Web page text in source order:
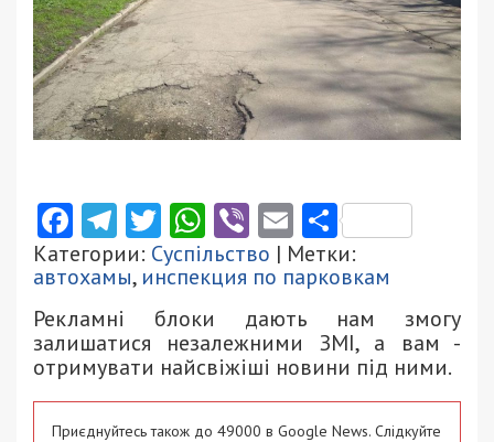
Facebook
Telegram
Twitter
WhatsApp
ViberEmail
Категории: Суспільство | Метки:
автохамы, инспекция по парковкам
Рекламні блоки дають нам змогу
залишатися незалежними ЗМІ, а вам -
отримувати найсвіжіші новини під ними.
Приєднуйтесь також до 49000 в Google News. Слідкуйте